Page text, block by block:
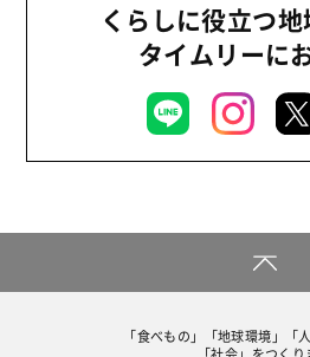
くらしに役立つ
タイムリーに
「食べもの」「地球環境」「